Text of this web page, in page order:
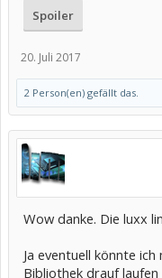
Spoiler
20. Juli 2017
2 Person(en) gefällt das.
Wow danke. Die luxx
Ja eventuell könnte
Bibliothek drauf